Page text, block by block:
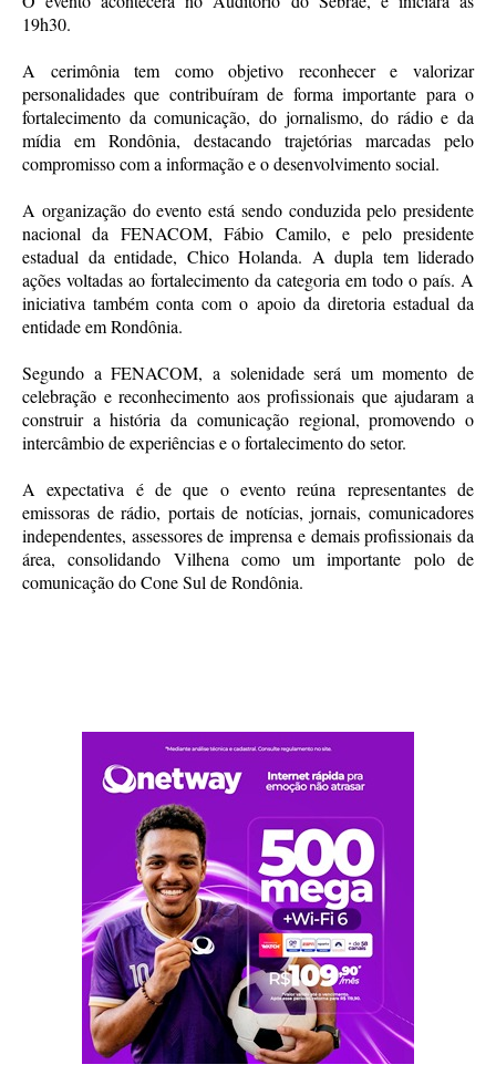
19h30.
A cerimônia tem como objetivo reconhecer e valorizar
personalidades que contribuíram de forma importante para o
fortalecimento da comunicação, do jornalismo, do rádio e da
mídia em Rondônia, destacando trajetórias marcadas pelo
compromisso com a informação e o desenvolvimento social.
A organização do evento está sendo conduzida pelo presidente
nacional da FENACOM, Fábio Camilo, e pelo presidente
estadual da entidade, Chico Holanda. A dupla tem liderado
ações voltadas ao fortalecimento da categoria em todo o país. A
iniciativa também conta com o apoio da diretoria estadual da
entidade em Rondônia.
Segundo a FENACOM, a solenidade será um momento de
celebração e reconhecimento aos profissionais que ajudaram a
construir a história da comunicação regional, promovendo o
intercâmbio de experiências e o fortalecimento do setor.
A expectativa é de que o evento reúna representantes de
emissoras de rádio, portais de notícias, jornais, comunicadores
independentes, assessores de imprensa e demais profissionais da
área, consolidando Vilhena como um importante polo de
comunicação do Cone Sul de Rondônia.